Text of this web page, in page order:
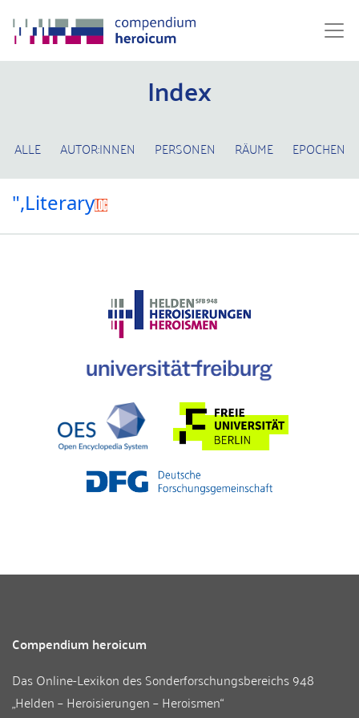
Index
ALLE AUTOR:INNEN PERSONEN RÄUME EPOCHEN
",Literary
Compendium heroicum
Das Online-Lexikon desSonderforschungsbereichs 948
„Helden – Heroisierungen – Heroismen“